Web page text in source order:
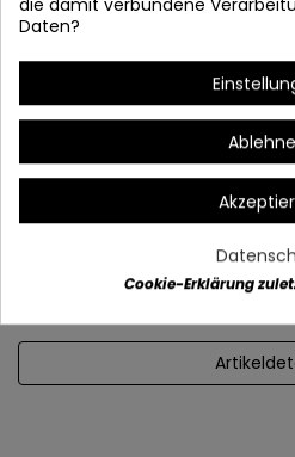
Artikel-Nr. 8555
Stahl Gold
Innenausstattung
34 cm 日本語: 43
(AUSSCHUSS)
die damit verbundene
Daten?
Cookie-Erklärung